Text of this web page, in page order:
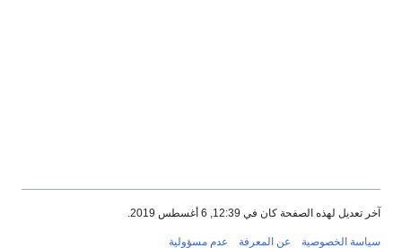
تعديل لهذه الصفحة كان في 12:39, 6 أغسطس 2019.
الخصوصية عن المعرفة عدم مسؤولية